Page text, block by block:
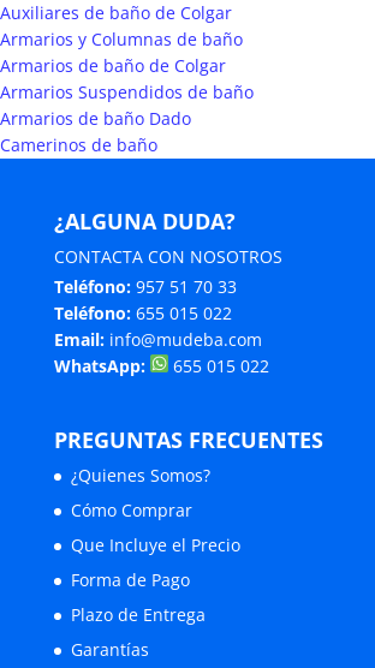
Auxiliares de baño de Colgar
Armarios y Columnas de baño
Armarios de baño de Colgar
Armarios Suspendidos de baño
Armarios de baño Dado
Camerinos de baño
¿ALGUNA DUDA?
CONTACTA CON NOSOTROS
Teléfono: 957 51 70 33
Teléfono: 655 015 022
Email: info@mudeba.com
WhatsApp:
655 015 022
PREGUNTAS FRECUENTES
¿Quienes Somos?
Cómo Comprar
Que Incluye el Precio
Forma de Pago
Plazo de Entrega
Garantías